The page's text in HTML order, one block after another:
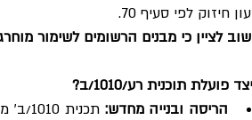
חיזוק לפי סעיף 70.
לציין כי מבנים הרשומים לשימור
פועלת תוכנית רע/1010/ב?
הריסה ובנייה מחדש: